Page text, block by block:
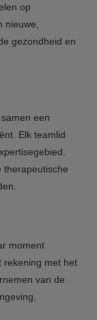
op
gezondheid en
een
Elk teamlid
therapeutische
moment
rekening met het
van de